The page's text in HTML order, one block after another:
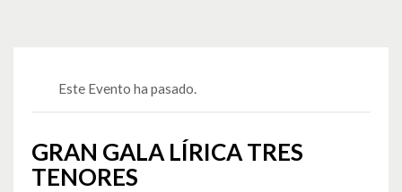
Este Evento ha pasado.
GRAN GALA LÍRICA TRES
TENORES